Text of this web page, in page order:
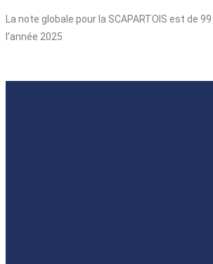
La note globale pour la SCAPARTOIS est de
l’année 2025